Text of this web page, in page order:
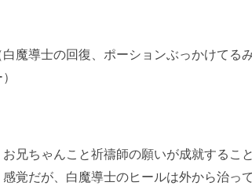
白魔導士の回復、ポーションぶっかけてる
兄ちゃんこと祈禱師の願いが成就するこ
感覚だが、白魔導士のヒールは外から治っ